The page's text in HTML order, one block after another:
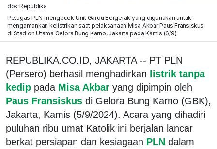
dok Republika
Petugas PLN mengecek Unit Gardu Bergerak yang digunakan untuk
mengamankan kelistrikan saat pelaksanaan Misa Akbar Paus Fransiskus
di Stadion Utama Gelora Bung Karno, Jakarta pada Kamis (6/9).
REPUBLIKA.CO.ID, JAKARTA -- PT PLN
(Persero) berhasil menghadirkan listrik tanpa
kedip pada Misa Akbar yang dipimpin oleh
Paus Fransiskus di Gelora Bung Karno (GBK),
Jakarta, Kamis (5/9/2024). Acara yang dihadiri
puluhan ribu umat Katolik ini berjalan lancar
berkat persiapan dan kesiagaan PLN dalam